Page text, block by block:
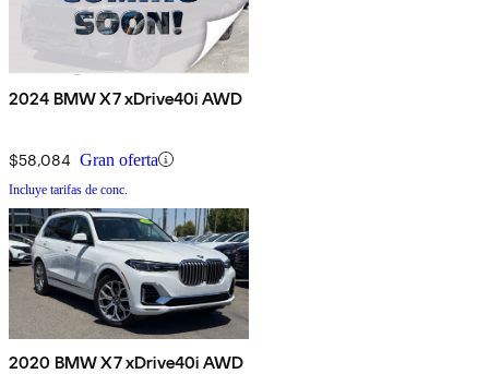
2024 BMW X7 xDrive40i AWD
$58,084 Gran oferta
Incluye tarifas de conc.
2020 BMW X7 xDrive40i AWD